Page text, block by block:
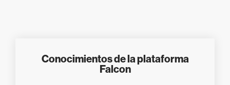
Conocimientos de la plataforma
Falcon